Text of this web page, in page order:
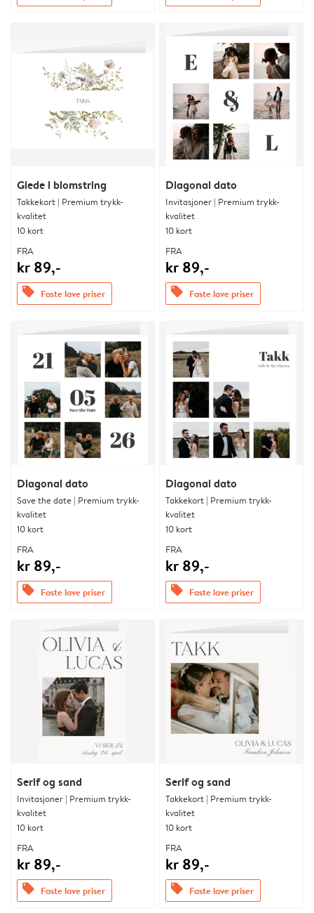
Glede i blomstring
Takkekort | Premium trykk-
kvalitet
10 kort
FRA
kr 89,-
offers Faste lave priser
Diagonal dato
Invitasjoner | Premium trykk-
kvalitet
10 kort
FRA
kr 89,-
offers Faste lave priser
Diagonal dato
Save the date | Premium trykk-
kvalitet
10 kort
FRA
kr 89,-
offers Faste lave priser
Diagonal dato
Takkekort | Premium trykk-
kvalitet
10 kort
FRA
kr 89,-
offers Faste lave priser
Serif og sand
Invitasjoner | Premium trykk-
kvalitet
10 kort
FRA
kr 89,-
offers Faste lave priser
Serif og sand
Takkekort | Premium trykk-
kvalitet
10 kort
FRA
kr 89,-
offers Faste lave priser